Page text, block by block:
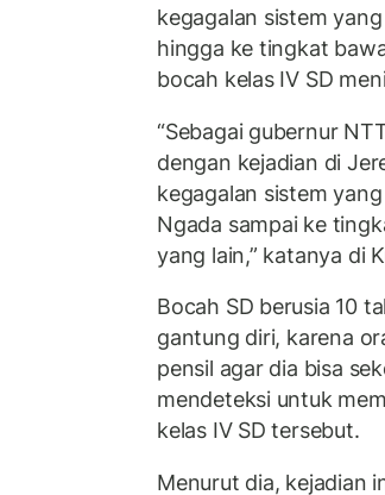
kegagalan sistem
hingga ke tingkat
bocah kelas IV SD
“Sebagai gubernur
dengan kejadian di
kegagalan sistem
Ngada sampai ke
yang lain,” katanya di
Bocah SD berusia 10
gantung diri, karena
pensil agar dia bisa
mendeteksi untuk
kelas IV SD tersebut.
Menurut dia, kejadian